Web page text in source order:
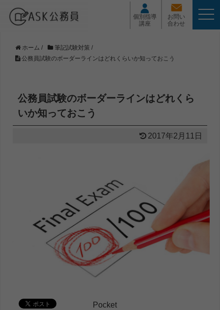
個別指導
講座
お問い
合わせ
t
o
g
i
ホーム / 筆記試験対策 /
公務員試験のボーダーラインはどれくらいか知っておこう
公務員試験のボーダーラインはどれくら
いか知っておこう
2017年2月11日
Pocket